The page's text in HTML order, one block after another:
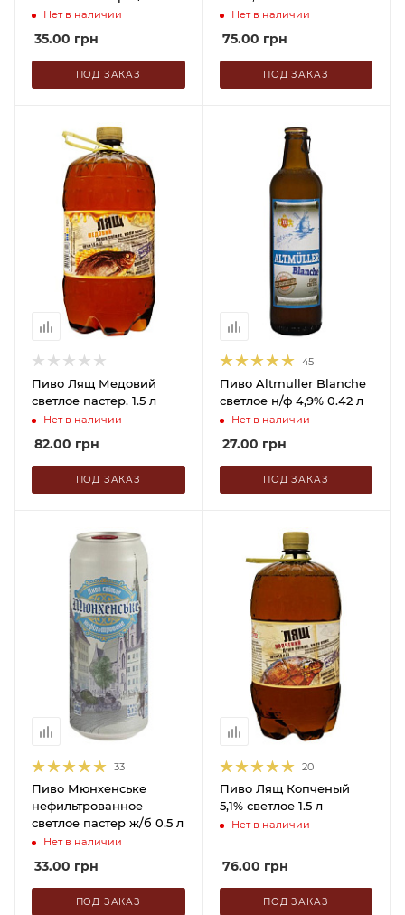
Нет в наличии
35.00 грн
ПОД ЗАКАЗ
Нет в наличии
75.00 грн
ПОД ЗАКАЗ
Пиво Лящ Медовий
светлое пастер. 1.5 л
Нет в наличии
82.00 грн
ПОД ЗАКАЗ
45
Пиво Altmuller Blanche
светлое н/ф 4,9% 0.42 л
Нет в наличии
27.00 грн
ПОД ЗАКАЗ
33
Пиво Мюнхенське
нефильтрованное
светлое пастер ж/б 0.5 л
Нет в наличии
33.00 грн
ПОД ЗАКАЗ
20
Пиво Лящ Копченый
5,1% светлое 1.5 л
Нет в наличии
76.00 грн
ПОД ЗАКАЗ